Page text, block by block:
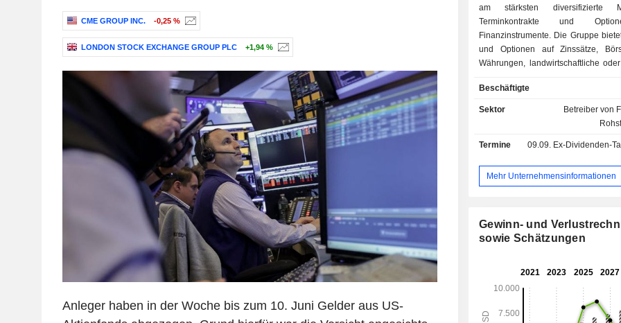
CME GROUP INC. -0,25 %
LONDON STOCK EXCHANGE GROUP PLC +1,94 %
Anleger haben in der Woche bis zum 10. Juni Gelder aus US-
am stärksten diversifizierte
Terminkontrakte und
Finanzinstrumente. Die Gruppe
und Optionen auf Zinssätze,
Währungen, landwirtschaftliche
Energieformen sowie
Anlageprodukte wie
Wetterbedingungen oder
Handelsplattformen
die Verbindung und die
Transaktionen auf ihren Märkten
Beschäftigte
Sektor
Betreiber von
Termine 09.09. Ex-Dividenden-Tag
Mehr Unternehmensinformationen
Gewinn- und
sowie Schätzungen